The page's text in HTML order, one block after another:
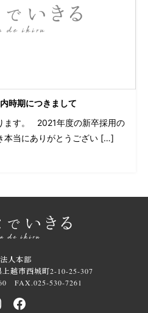
時期につきまして
ます。 2021年度の新卒採用の
本当にありがとうござい […]
人本部
越市西城町2-10-25-307
FAX.025-530-7261